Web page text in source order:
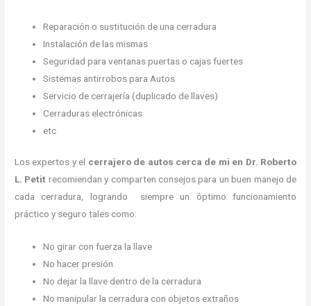
Reparación o sustitución de una cerradura
Instalación de las mismas
Seguridad para ventanas puertas o cajas fuertes
Sistemas antirrobos para Autos
Servicio de cerrajería (duplicado de llaves)
Cerraduras electrónicas
etc
Los expertos y el cerrajero de autos cerca de mi en Dr. Roberto
L. Petit recomiendan y comparten consejos para un buen manejo de
cada cerradura, logrando siempre un óptimo funcionamiento
práctico y seguro tales como:
No girar con fuerza la llave
No hacer presión
No dejar la llave dentro de la cerradura
No manipular la cerradura con objetos extraños